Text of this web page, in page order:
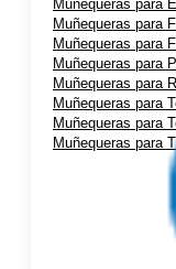
Muñequeras para
Muñequeras para
Muñequeras para
Muñequeras para
Muñequeras para
Muñequeras para
Muñequeras para
Muñequeras para